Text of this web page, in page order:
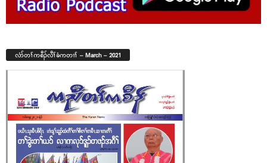
လံာ်တၢ်ကစီၣ်လီၢ်ခံကတၢၢ် – March – 2021